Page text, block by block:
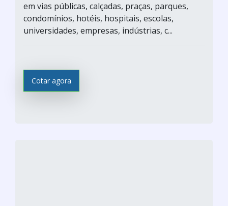
em vias públicas, calçadas, praças, parques,
condomínios, hotéis, hospitais, escolas,
universidades, empresas, indústrias, c...
Cotar agora